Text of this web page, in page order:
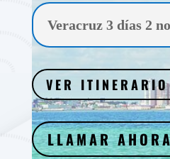
Veracruz 3 días 2
VER
LLAMAR